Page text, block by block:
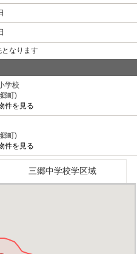
なります
学校
町)
件を見る
町)
件を見る
三郷中学校学区域